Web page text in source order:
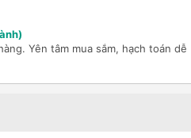
Yên tâm mua sắm, hạch toán dễ